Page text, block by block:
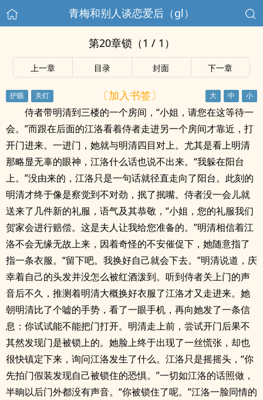
青梅和别人谈恋爱后（gl）
第20章锁（1 / 1）
上一章 目录 封面 下一章
〔加入书签〕
侍者带明清到三楼的一个房间，“小姐，请您在这等待一
会。”而跟在后面的江洛看着侍者走进另一个房间才靠近，打
开门进来。一进门，她就与明清四目对上。尤其是看上明清
那略显无辜的眼神，江洛什么话也说不出来。“我躲在阳台
上。”没由来的，江洛只是一句话就径直走向了阳台。此刻的
明清才终于像是察觉到不对劲，抿了抿嘴。侍者没一会儿就
送来了几件新的礼服，语气及其恭敬，“小姐，您的礼服我们
贺家会进行赔偿。这是夫人让我给您准备的。”明清相信着江
洛不会无缘无故上来，因着奇怪的不安催促下，她随意指了
指一条衣服。“留下吧。我换好自己就会下去。”明清说道，庆
幸着自己的头发并没怎么被红酒泼到。听到侍者关上门的声
音后不久，推测着明清大概换好衣服了江洛才又走进来。她
朝明清比了个嘘的手势，看了一眼手机，再向她发了一条信
息：你试试能不能把门打开。明清走上前，尝试开门后果不
其然发现门是被锁上的。她脸上终于出现了一丝慌张，却也
很快镇定下来，询问江洛发生了什么。江洛只是摇摇头，“你
先拍门假装发现自己被锁住的恐惧。”一切如江洛的话照做，
半晌以后门外都没有声音。“你被锁住了呢。”江洛一脸同情的